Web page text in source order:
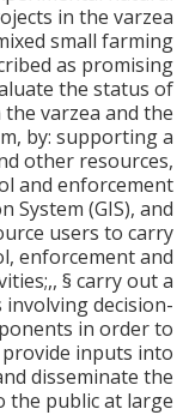
projects in the
mixed small
described as
evaluate the
in the varzea
by:
and other
control and
System
resource users
activities;,, §
involving
components in
and provide
and
to the public at